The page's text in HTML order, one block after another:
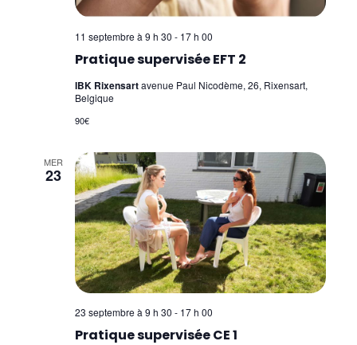
Pratique supervisée EFT 2
11 septembre à 9 h 30 - 17 h 00
IBK Rixensartavenue Paul Nicodème, 26, Rixensart,
Belgique
90€
MER
23
Pratique supervisée CE 1
23 septembre à 9 h 30 - 17 h 00